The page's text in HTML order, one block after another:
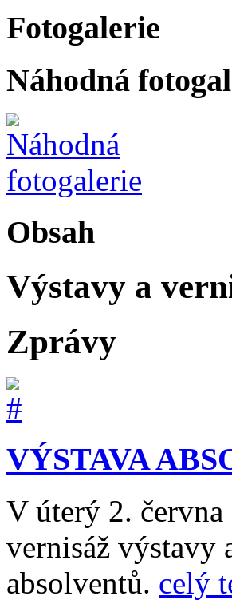
Fotogalerie
Náhodná
Obsah
Výstavy a
Zprávy
VÝSTAVA
V úterý 2.
vernisáž výstavy
absolventů. celý